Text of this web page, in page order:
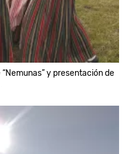
y presentación de